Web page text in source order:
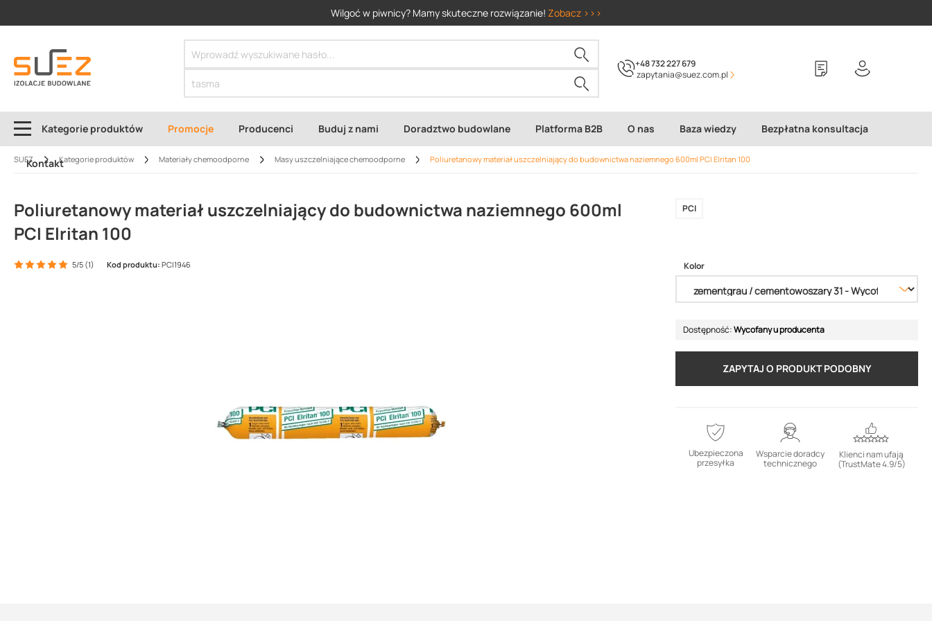
Wilgoć w piwnicy? Mamy skuteczne rozwiązanie! Zobacz >>>
+48 732 227 679
zapytania@suez.com.pl
Kategorie produktów Promocje Producenci Buduj z nami Doradztwo budowlane Platforma B2B O nas Baza wiedzy Bezpłatna konsultacja
Kontakt
SUEZ Kategorie produktów Materiały chemoodporne Masy uszczelniające chemoodporne Poliuretanowy materiał uszczelniający do budownictwa naziemnego 600ml PCI Elritan 100
Poliuretanowy materiał uszczelniający do budownictwa naziemnego 600ml
PCI Elritan 100
PCI
5/5 (1) Kod produktu: PCI1946 Kolor
Dostępność:Wycofany u producenta
ZAPYTAJ O PRODUKT PODOBNY
Ubezpieczona
przesyłka
Wsparcie doradcy
technicznego
Klienci nam ufają
(TrustMate 4.9/5)